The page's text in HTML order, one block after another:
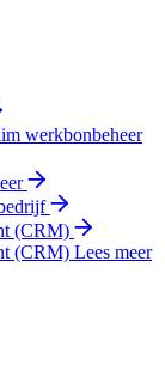
werkbonbeheer
(CRM)
(CRM) Lees meer